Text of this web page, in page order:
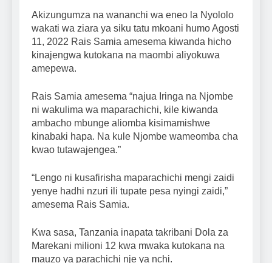
Akizungumza na wananchi wa eneo la Nyololo
wakati wa ziara ya siku tatu mkoani humo Agosti
11, 2022 Rais Samia amesema kiwanda hicho
kinajengwa kutokana na maombi aliyokuwa
amepewa.
Rais Samia amesema “najua Iringa na Njombe
ni wakulima wa maparachichi, kile kiwanda
ambacho mbunge aliomba kisimamishwe
kinabaki hapa. Na kule Njombe wameomba cha
kwao tutawajengea.”
“Lengo ni kusafirisha maparachichi mengi zaidi
yenye hadhi nzuri ili tupate pesa nyingi zaidi,”
amesema Rais Samia.
Kwa sasa, Tanzania inapata takribani Dola za
Marekani milioni 12 kwa mwaka kutokana na
mauzo ya parachichi nje ya nchi.